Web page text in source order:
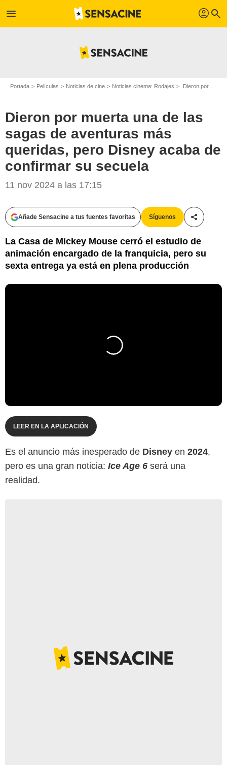
menu profil search
Portada Películas Noticias de cine Noticias cinema: Rodajes Dieron por muerta una de las sagas de aventuras más queridas, pero Disney acaba de confirmar su secuela
Dieron por muerta una de las
sagas de aventuras más
queridas, pero Disney acaba de
confirmar su secuela
11 nov 2024 a las 17:15
Añade Sensacine a tus fuentes favoritas Síguenos
La Casa de Mickey Mouse cerró el estudio de
animación encargado de la franquicia, pero su
sexta entrega ya está en plena producción
LEER EN LA APLICACIÓN
Es el anuncio más inesperado de Disney en 2024,
pero es una gran noticia: Ice Age 6 será una
realidad.